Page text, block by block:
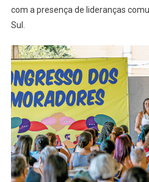
com a presença de lideranças
Sul.